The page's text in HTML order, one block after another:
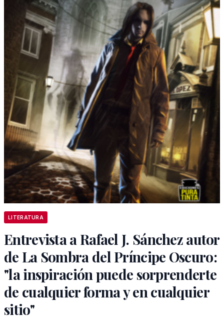
LITERATURA
Entrevista a Rafael J. Sánchez autor
de La Sombra del Príncipe Oscuro:
"la inspiración puede sorprenderte
de cualquier forma y en cualquier
sitio"